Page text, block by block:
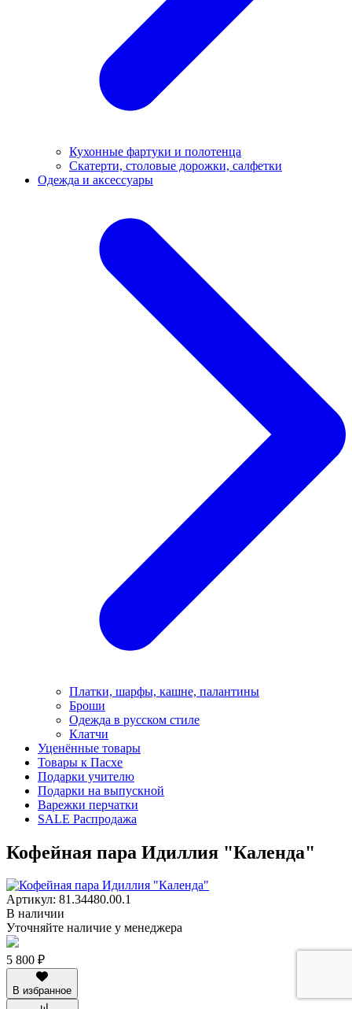
Кухонные фартуки и полотенца
Скатерти, столовые дорожки, салфетки
Одежда и аксессуары
Платки, шарфы, кашне, палантины
Броши
Одежда в русском стиле
Клатчи
Уценённые товары
Товары к Пасхе
Подарки учителю
Подарки на выпускной
Варежки перчатки
SALE Распродажа
Кофейная пара Идиллия "Календа"
Артикул: 81.34480.00.1
В наличии
Уточняйте наличие у менеджера
5 800 ₽
В избранное